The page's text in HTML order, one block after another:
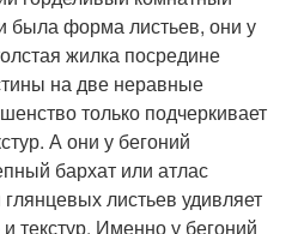
была форма листьев, они у
жилка посредине
на две неравные
только подчеркивает
А они у бегоний
бархат или атлас
листьев удивляет
текстур. Именно у бегоний